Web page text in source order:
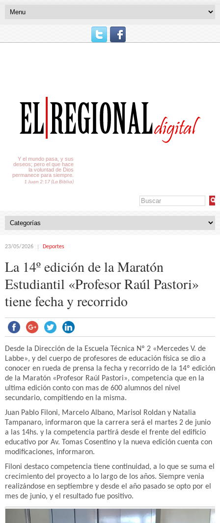
Y el mundo pasa, y sus
deseos; pero el que hace
la voluntad de Dios
permanece para siempre.
1 Juan 2:17 (La Biblia)
23/05/2026 Deportes
La 14º edición de la Maratón
Estudiantil «Profesor Raúl Pastori»
tiene fecha y recorrido
Desde la Dirección de la Escuela Técnica Nº 2 «Mercedes V. de
Labbe», y del cuerpo de profesores de educación física se dio a
conocer en rueda de prensa la fecha y recorrido de la 14º edición
de la Maratón «Profesor Raúl Pastori», competencia que en la
ultima edición conto con mas de 600 alumnos del nivel
secundario, compitiendo en la misma.
Juan Pablo Filoni, Marcelo Albano, Marisol Roldan y Natalia
Tampanaro, informaron que la carrera será el martes 2 de junio
a las 14hs. y la competencia partirá desde el frente del edificio
educativo por Av. Tomas Cosentino y la nueva edición cuenta con
modificaciones, informaron.
Filoni destaco competencia tiene continuidad, a lo que se suma el
crecimiento del proyecto a lo largo de los años. Siempre venia
realizándose en septiembre y desde el año pasado se opto por el
mes de junio, y el resultado fue positivo.